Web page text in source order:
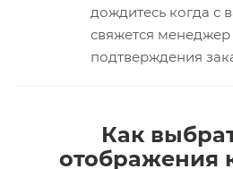
дождитесь когда с
свяжется менеджер
подтверждения
Как
отображения